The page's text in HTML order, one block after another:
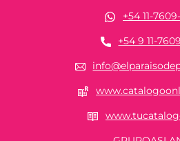
+54 11-
+54 9 11-